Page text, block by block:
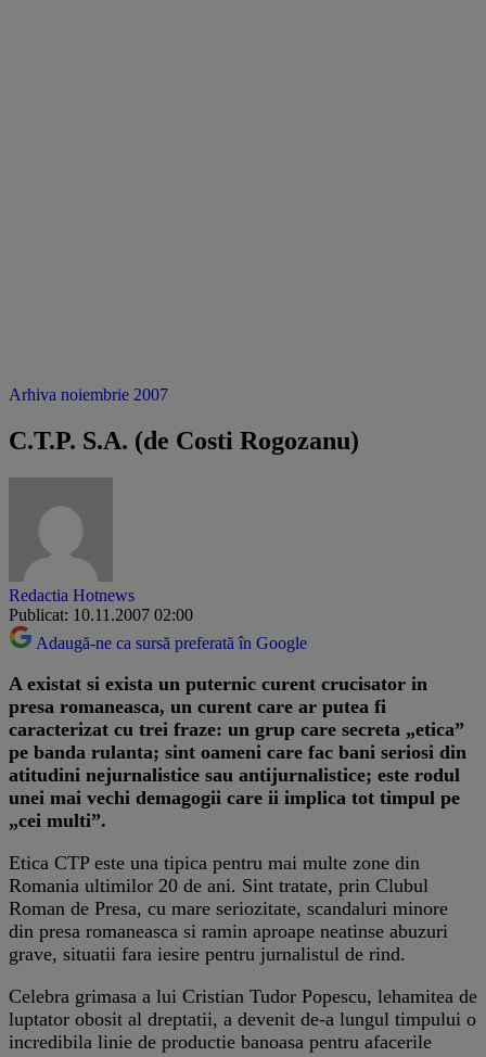
Arhiva noiembrie 2007
C.T.P. S.A. (de Costi Rogozanu)
Redactia Hotnews
Publicat: 10.11.2007 02:00
Adaugă-ne ca sursă preferată în Google
A existat si exista un puternic curent crucisator in
presa romaneasca, un curent care ar putea fi
caracterizat cu trei fraze: un grup care secreta „etica”
pe banda rulanta; sint oameni care fac bani seriosi din
atitudini nejurnalistice sau antijurnalistice; este rodul
unei mai vechi demagogii care ii implica tot timpul pe
„cei multi”.
Etica CTP este una tipica pentru mai multe zone din
Romania ultimilor 20 de ani. Sint tratate, prin Clubul
Roman de Presa, cu mare seriozitate, scandaluri minore
din presa romaneasca si ramin aproape neatinse abuzuri
grave, situatii fara iesire pentru jurnalistul de rind.
Celebra grimasa a lui Cristian Tudor Popescu, lehamitea de
luptator obosit al dreptatii, a devenit de-a lungul timpului o
incredibila linie de productie banoasa pentru afacerile